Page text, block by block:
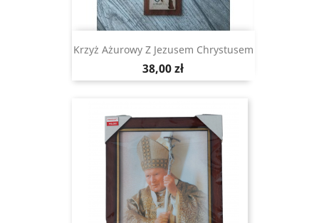
Krzyż Ażurowy Z Jezusem Chrystusem
Cena
38,00 zł